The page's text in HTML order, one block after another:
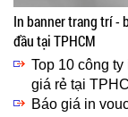
In banner trang trí -
đầu tại TPHCM
Top 10 công
giá rẻ tại
Báo giá in